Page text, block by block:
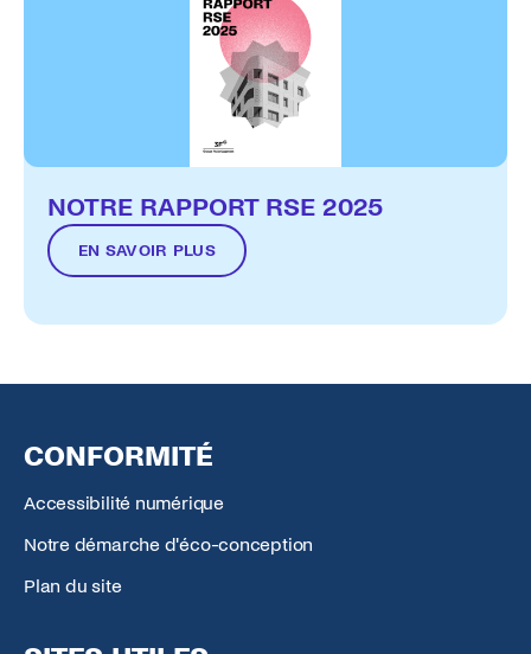
NOTRE RAPPORT RSE 2025
EN SAVOIR PLUS
CONFORMITÉ
Accessibilité numérique
Notre démarche d'éco-conception
Plan du site